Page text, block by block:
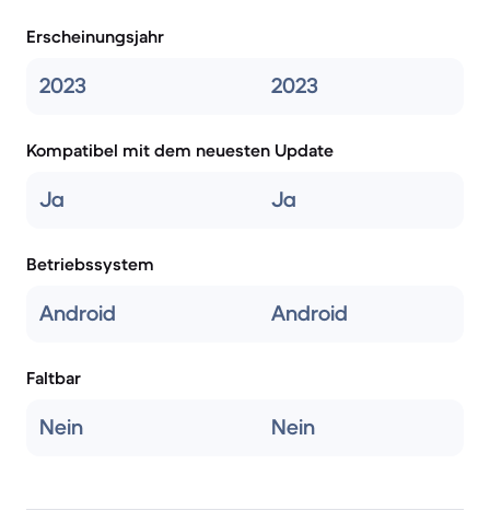
Erscheinungsjahr
2023 2023
Kompatibel mit dem neuesten Update
Ja Ja
Betriebssystem
Android Android
Faltbar
Nein Nein